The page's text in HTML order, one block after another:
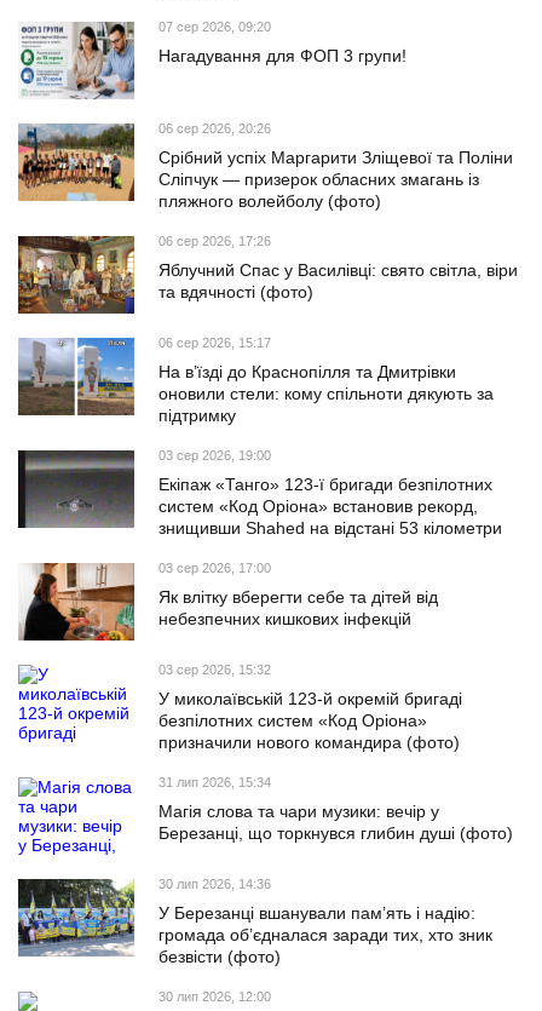
07 сер 2026, 09:20
Нагадування для ФОП 3 групи!
06 сер 2026, 20:26
Срібний успіх Маргарити Зліщевої та Поліни
Сліпчук — призерок обласних змагань із
пляжного волейболу (фото)
06 сер 2026, 17:26
Яблучний Спас у Василівці: свято світла, віри
та вдячності (фото)
06 сер 2026, 15:17
На в’їзді до Краснопілля та Дмитрівки
оновили стели: кому спільноти дякують за
підтримку
03 сер 2026, 19:00
Екіпаж «Танго» 123-ї бригади безпілотних
систем «Код Оріона» встановив рекорд,
знищивши Shahed на відстані 53 кілометри
03 сер 2026, 17:00
Як влітку вберегти себе та дітей від
небезпечних кишкових інфекцій
03 сер 2026, 15:32
У миколаївській 123-й окремій бригаді
безпілотних систем «Код Оріона»
призначили нового командира (фото)
31 лип 2026, 15:34
Магія слова та чари музики: вечір у
Березанці, що торкнувся глибин душі (фото)
30 лип 2026, 14:36
У Березанці вшанували пам’ять і надію:
громада об’єдналася заради тих, хто зник
безвісти (фото)
30 лип 2026, 12:00